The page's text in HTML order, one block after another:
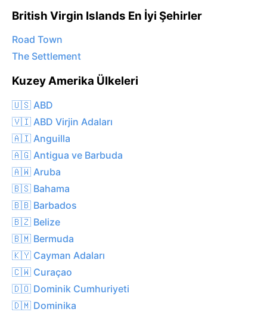
British Virgin Islands En İyi Şehirler
Road Town
The Settlement
Kuzey Amerika Ülkeleri
🇺🇸 ABD
🇻🇮 ABD Virjin Adaları
🇦🇮 Anguilla
🇦🇬 Antigua ve Barbuda
🇦🇼 Aruba
🇧🇸 Bahama
🇧🇧 Barbados
🇧🇿 Belize
🇧🇲 Bermuda
🇰🇾 Cayman Adaları
🇨🇼 Curaçao
🇩🇴 Dominik Cumhuriyeti
🇩🇲 Dominika